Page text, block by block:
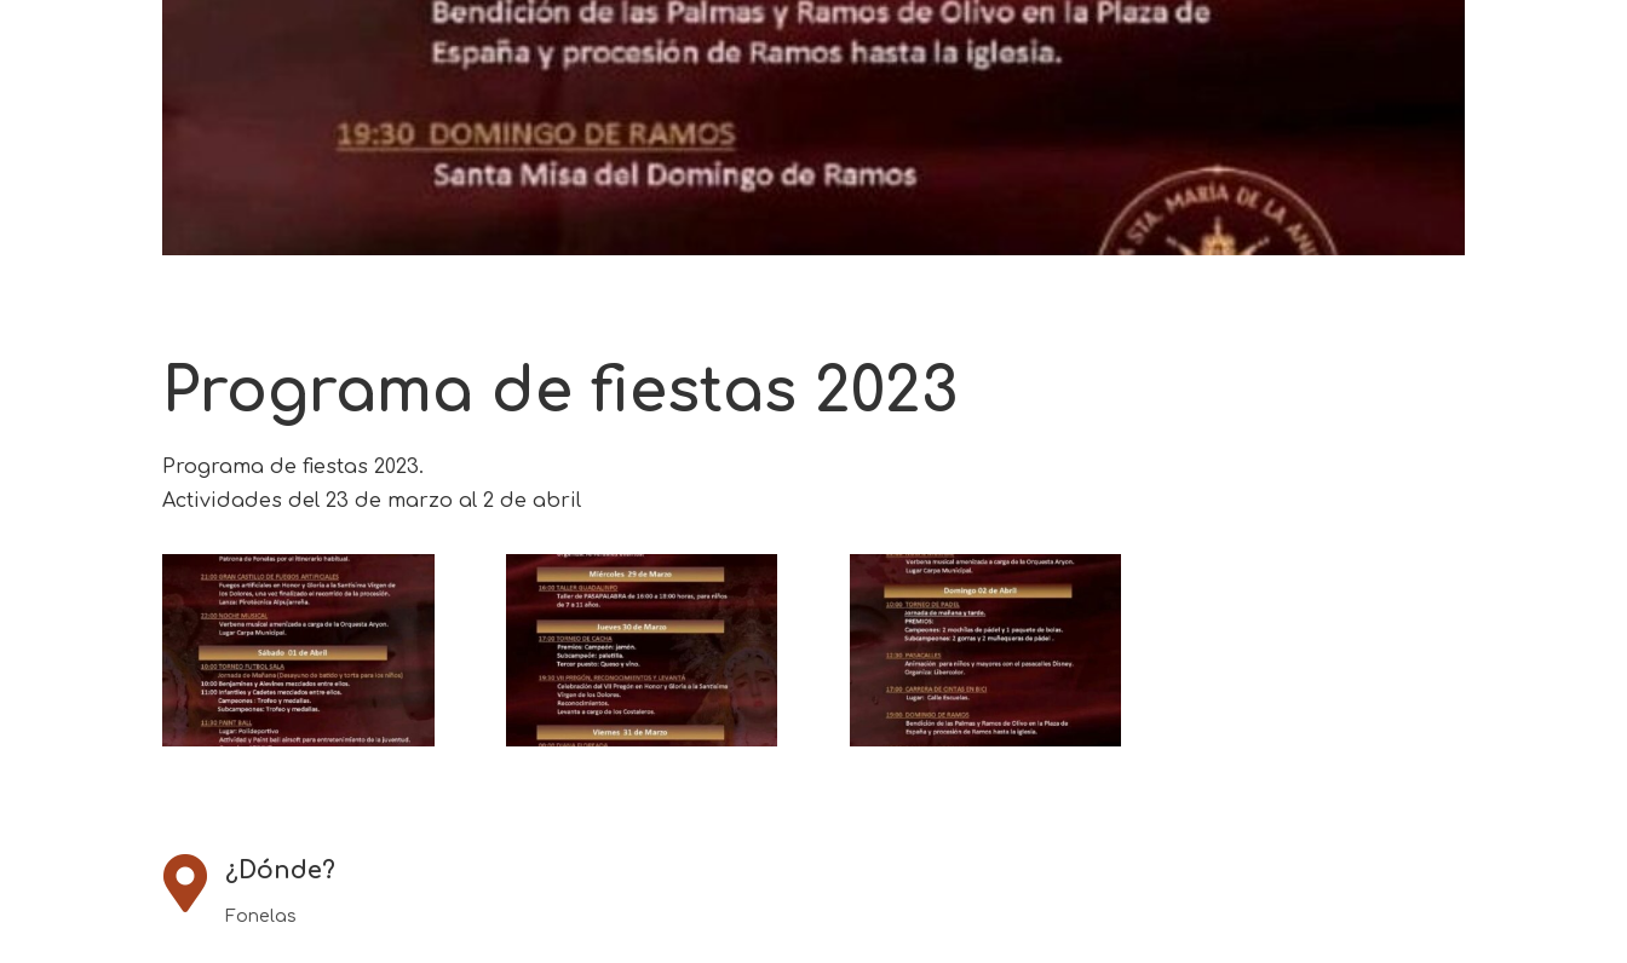
Programa de fiestas 2023
Programa de fiestas 2023.
Actividades del 23 de marzo al 2 de abril
 ¿Dónde?
Fonelas